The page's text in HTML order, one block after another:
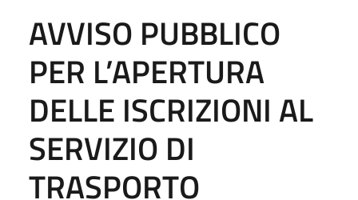
AVVISO PUBBLICO
PER L’APERTURA
DELLE ISCRIZIONI AL
SERVIZIO DI
TRASPORTO